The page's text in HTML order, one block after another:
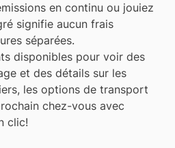
en continu ou jouiez
signifie aucun frais
séparées.
disponibles pour voir des
et des détails sur les
les options de transport
chez-vous avec
clic!